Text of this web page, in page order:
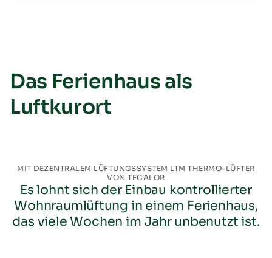
Das Ferienhaus als
Luftkurort
MIT DEZENTRALEM LÜFTUNGSSYSTEM LTM THERMO-LÜFTER
VON TECALOR
Es lohnt sich der Einbau kontrollierter
Wohnraumlüftung in einem Ferienhaus,
das viele Wochen im Jahr unbenutzt ist.